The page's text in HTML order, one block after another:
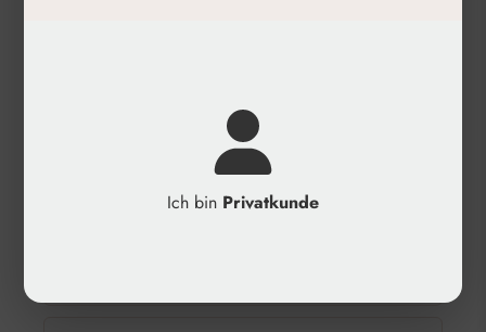
Wie wird der Celletox Booster
Ich bin Privatkunde